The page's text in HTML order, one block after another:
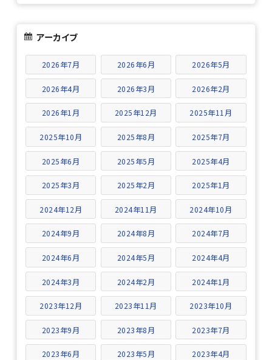
アーカイブ
2026年7月 2026年6月 2026年5月
2026年4月 2026年3月 2026年2月
2026年1月 2025年12月 2025年11月
2025年10月 2025年8月 2025年7月
2025年6月 2025年5月 2025年4月
2025年3月 2025年2月 2025年1月
2024年12月 2024年11月 2024年10月
2024年9月 2024年8月 2024年7月
2024年6月 2024年5月 2024年4月
2024年3月 2024年2月 2024年1月
2023年12月 2023年11月 2023年10月
2023年9月 2023年8月 2023年7月
2023年6月 2023年5月 2023年4月